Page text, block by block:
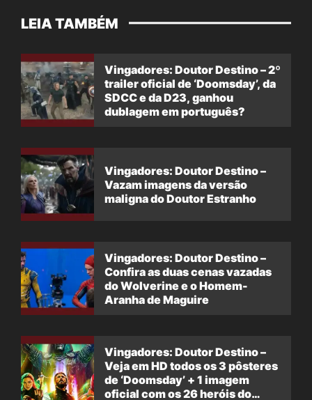
LEIA TAMBÉM
Vingadores: Doutor Destino – 2º
trailer oficial de ‘Doomsday’, da
SDCC e da D23, ganhou
dublagem em português?
Vingadores: Doutor Destino –
Vazam imagens da versão
maligna do Doutor Estranho
Vingadores: Doutor Destino –
Confira as duas cenas vazadas
do Wolverine e o Homem-
Aranha de Maguire
Vingadores: Doutor Destino –
Veja em HD todos os 3 pôsteres
de ‘Doomsday’ + 1 imagem
oficial com os 26 heróis do